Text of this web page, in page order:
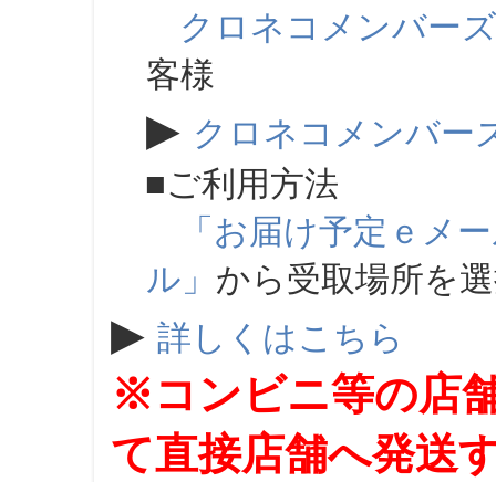
クロネコメンバーズ
客様
▶ クロネコメンバー
■ご利用方法
「お届け予定ｅメ
ル」 から受取場所を
▶ 詳しくはこちら
※コンビニ等の店
て直接店舗へ発送